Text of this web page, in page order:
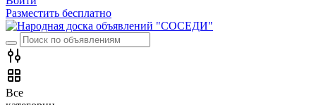
Разместить бесплатно
Все